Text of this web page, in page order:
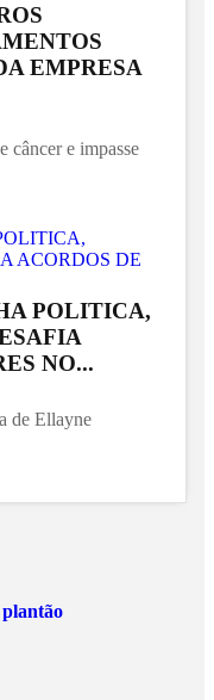
EMPRESA
câncer e impasse
POLITICA,
NO...
de Ellayne